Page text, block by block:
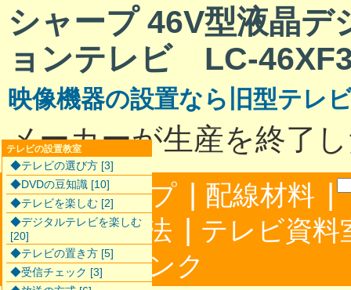
シャープ 46V型液晶デ
ョンテレビ LC-
映像機器の設置なら旧型テレ
メーカーが生産を終了
サイトマップ | 配線材料 |
配線接続方法 | テレビ資料
合わせ|リンク
テレビの設置教室
◆テレビの選び方 [3]
◆DVDの豆知識 [10]
◆テレビを楽しむ [2]
◆デジタルテレビを楽しむ
[20]
◆テレビの置き方 [5]
◆受信チェック [3]